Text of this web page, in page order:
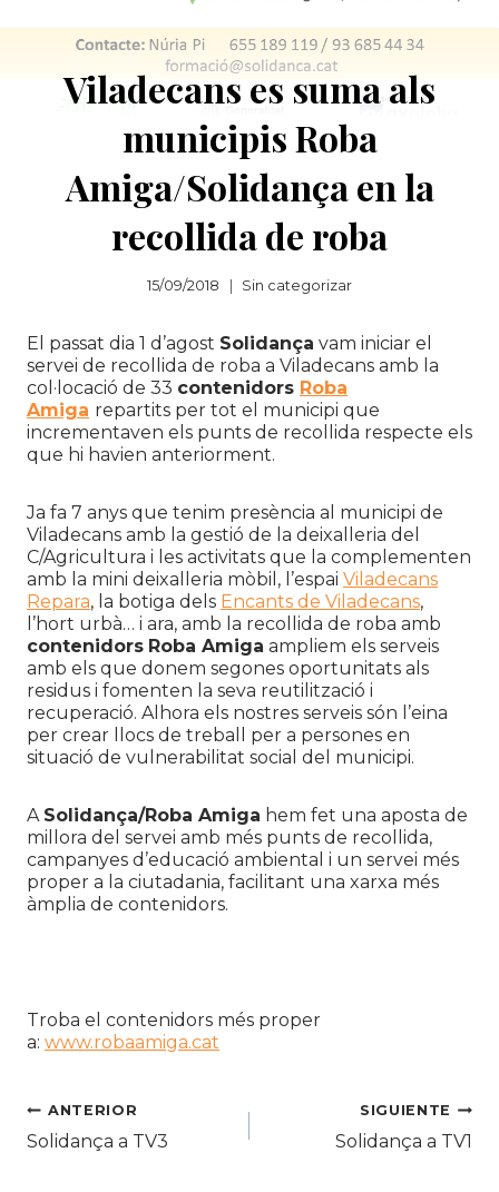
Viladecans es suma als
municipis Roba
Amiga/Solidança en la
recollida de roba
15/09/2018 Sin categorizar
El passat dia 1 d’agost Solidança vam iniciar el
servei de recollida de roba a Viladecans amb la
col·locació de 33 contenidors Roba
Amiga repartits per tot el municipi que
incrementaven els punts de recollida respecte els
que hi havien anteriorment.
Ja fa 7 anys que tenim presència al municipi de
Viladecans amb la gestió de la deixalleria del
C/Agricultura i les activitats que la complementen
amb la mini deixalleria mòbil, l’espai Viladecans
Repara, la botiga dels Encants de Viladecans,
l’hort urbà… i ara, amb la recollida de roba amb
contenidors Roba Amiga ampliem els serveis
amb els que donem segones oportunitats als
residus i fomenten la seva reutilització i
recuperació. Alhora els nostres serveis són l’eina
per crear llocs de treball per a persones en
situació de vulnerabilitat social del municipi.
A Solidança/Roba Amiga hem fet una aposta de
millora del servei amb més punts de recollida,
campanyes d’educació ambiental i un servei més
proper a la ciutadania, facilitant una xarxa més
àmplia de contenidors.
Troba el contenidors més proper
a: www.robaamiga.cat
Navegación
de
ANTERIOR
Solidança a TV3
SIGUIENTE
Solidança a TV1